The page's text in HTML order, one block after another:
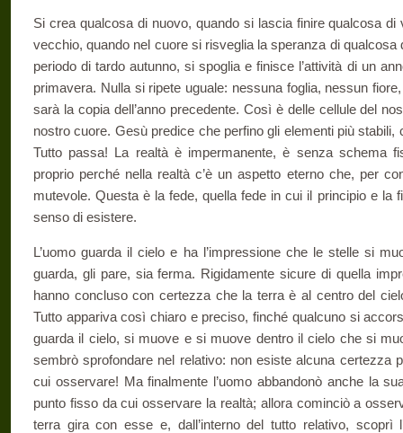
Si crea qualcosa di nuovo, quando si lascia finire qualcosa
vecchio, quando nel cuore si risve­glia la speranza di qualcosa
pe­riodo di tardo autunno, si spoglia e finisce l’attività di un
primavera. Nulla si ripete uguale: nes­suna foglia, nessun
sarà la copia dell’anno precedente. Così è delle cellule del
nostro cuore. Gesù predice che perfino gli elementi più
Tutto passa! La realtà è impermanente, è senza schema
proprio perché nella realtà c’è un aspetto eterno che, per
mutevole. Questa è la fede, quella fede in cui il principio e la
senso di esistere.
L’uomo guarda il cielo e ha l’impressione che le stelle si
guarda, gli pare, sia ferma. Rigida­mente sicure di quella
hanno concluso con certezza che la terra è al centro del
Tutto appariva così chiaro e preciso, finché qualcuno si
guarda il cielo, si muove e si muove dentro il cielo che si
sembrò sprofondare nel relativo: non esiste alcuna cer­tezza
cui osservare! Ma final­mente l’uomo abbandonò anche la
punto fisso da cui osservare la realtà; allora cominciò a
terra gira con esse e, dall’interno del tutto relativo, scoprì